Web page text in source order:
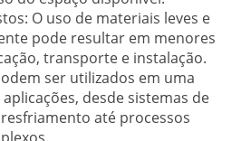
O uso de materiais leves e
pode resultar em menores
transporte e instalação.
ser utilizados em uma
desde sistemas de
até processos